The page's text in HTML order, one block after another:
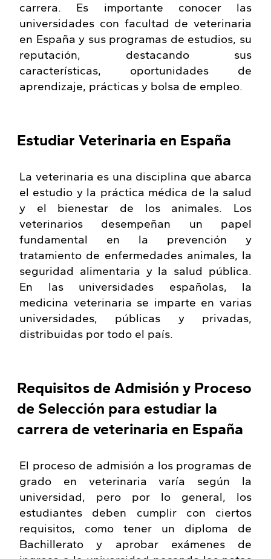
carrera. Es importante conocer las
universidades con facultad de veterinaria
en España y sus programas de estudios, su
reputación, destacando sus
características, oportunidades de
aprendizaje, prácticas y bolsa de empleo.
Estudiar Veterinaria en España
La veterinaria es una disciplina que abarca
el estudio y la práctica médica de la salud
y el bienestar de los animales. Los
veterinarios desempeñan un papel
fundamental en la prevención y
tratamiento de enfermedades animales, la
seguridad alimentaria y la salud pública.
En las universidades españolas, la
medicina veterinaria se imparte en varias
universidades, públicas y privadas,
distribuidas por todo el país.
Requisitos de Admisión y Proceso
de Selección para estudiar la
carrera de veterinaria en España
El proceso de admisión a los programas de
grado en veterinaria varía según la
universidad, pero por lo general, los
estudiantes deben cumplir con ciertos
requisitos, como tener un diploma de
Bachillerato y aprobar exámenes de